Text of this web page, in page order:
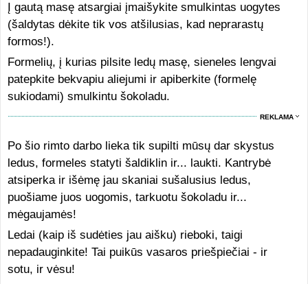
Į gautą masę atsargiai įmaišykite smulkintas uogytes
(šaldytas dėkite tik vos atšilusias, kad neprarastų
formos!).
Formelių, į kurias pilsite ledų masę, sieneles lengvai
patepkite bekvapiu aliejumi ir apiberkite (formelę
sukiodami) smulkintu šokoladu.
REKLAMA
Po šio rimto darbo lieka tik supilti mūsų dar skystus
ledus, formeles statyti šaldiklin ir... laukti. Kantrybė
atsiperka ir išėmę jau skaniai sušalusius ledus,
puošiame juos uogomis, tarkuotu šokoladu ir...
mėgaujamės!
Ledai (kaip iš sudėties jau aišku) rieboki, taigi
nepadauginkite! Tai puikūs vasaros priešpiečiai - ir
sotu, ir vėsu!